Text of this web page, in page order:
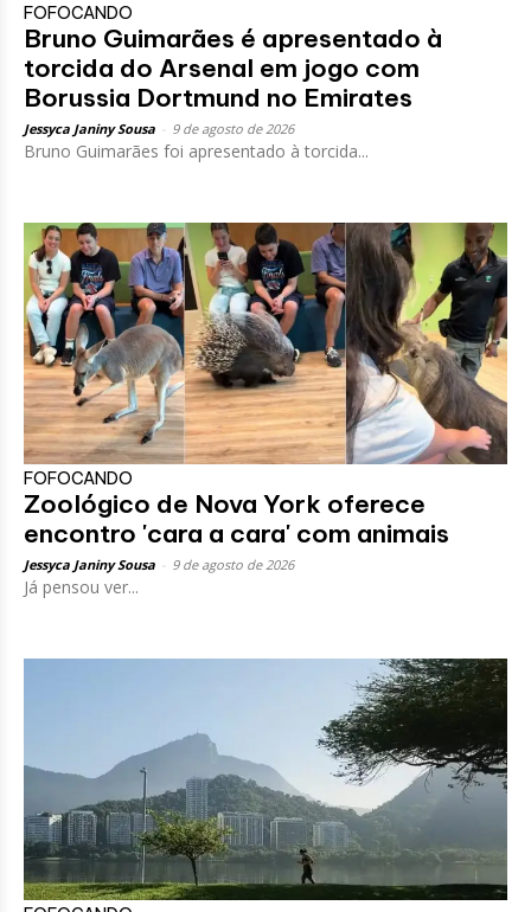
FOFOCANDO
Bruno Guimarães é apresentado à
torcida do Arsenal em jogo com
Borussia Dortmund no Emirates
Jessyca Janiny Sousa 9 de agosto de 2026
Bruno Guimarães foi apresentado à torcida...
FOFOCANDO
Zoológico de Nova York oferece
encontro 'cara a cara' com animais
Jessyca Janiny Sousa 9 de agosto de 2026
Já pensou ver...